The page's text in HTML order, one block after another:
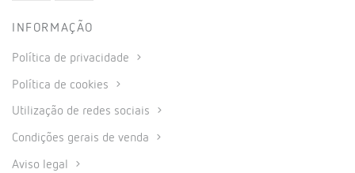
INFORMAÇÃO
Política de privacidade
Política de cookies
Utilização de redes sociais
Condições gerais de venda
Aviso legal